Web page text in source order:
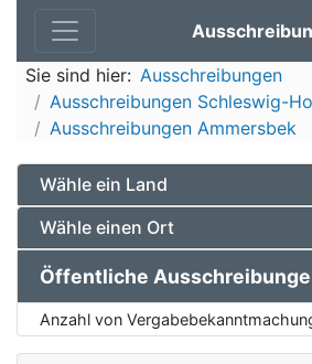
Sie sind hier: Ausschreibungen
Ausschreibungen Schleswig-
Ausschreibungen Ammersbek
Wähle ein Land
Wähle einen Ort
Öffentliche
Anzahl von